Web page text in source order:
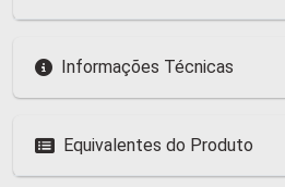
Informações Técnicas
Equivalentes do Produto